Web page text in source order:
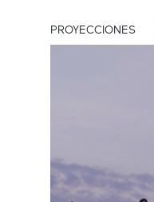
PROYECCIONES